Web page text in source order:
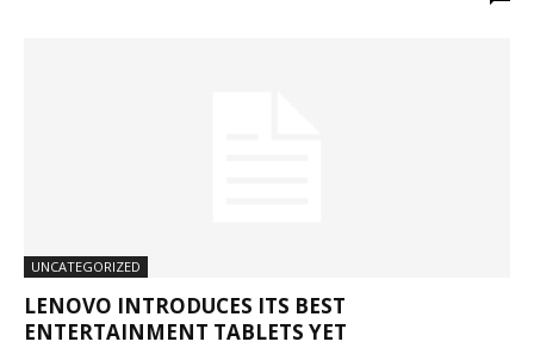
UNCATEGORIZED
LENOVO INTRODUCES ITS BEST
ENTERTAINMENT TABLETS YET